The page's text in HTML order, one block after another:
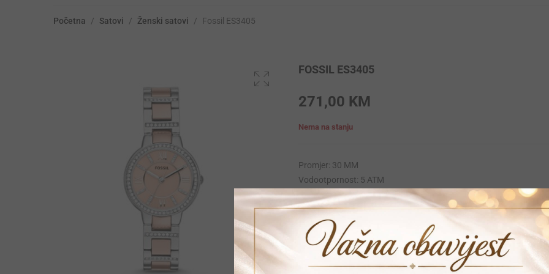
Početna / Satovi / Ženski satovi / Fossil ES3405
FOSSIL ES3405
271,00 KM
Nema na stanju
Promjer: 30 MM
Vodootpornost: 5 ATM
Krunica: Obicna
Materija narukvice: Stainless-steel
Materijal kucista: Stainless-steel
Mehanizam: Quartz
Garancija: 24 mjeseca
Vrijeme dostave: 1-2 dana